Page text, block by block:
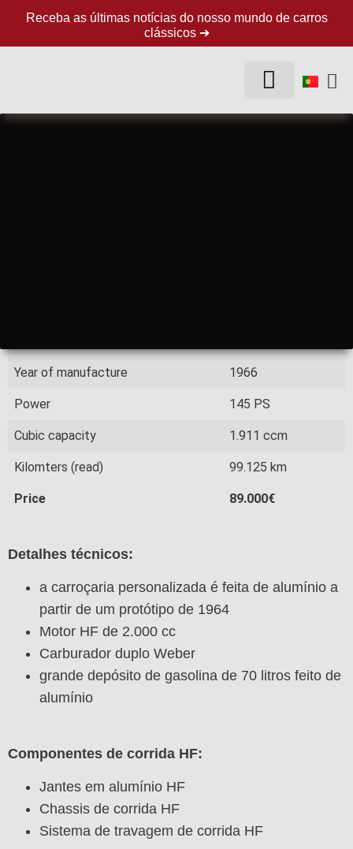
Receba as últimas notícias do nosso mundo de carros
clássicos ➔
Year of manufacture 1966
Power 145 PS
Cubic capacity 1.911 ccm
Kilomters (read) 99.125 km
Price 89.000€
Detalhes técnicos:
a carroçaria personalizada é feita de alumínio a
partir de um protótipo de 1964
Motor HF de 2.000 cc
Carburador duplo Weber
grande depósito de gasolina de 70 litros feito de
alumínio
Componentes de corrida HF:
Jantes em alumínio HF
Chassis de corrida HF
Sistema de travagem de corrida HF